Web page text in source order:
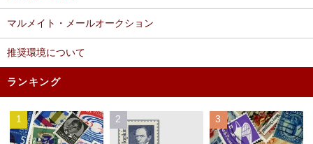
マルメイト・メールオークション
推奨環境について
ランキング
1 2 3